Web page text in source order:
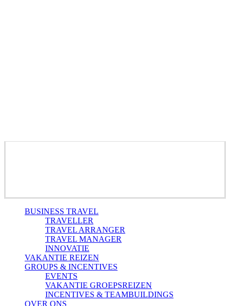
BUSINESS TRAVEL
TRAVELLER
TRAVEL ARRANGER
TRAVEL MANAGER
INNOVATIE
VAKANTIE REIZEN
GROUPS & INCENTIVES
EVENTS
VAKANTIE GROEPSREIZEN
INCENTIVES & TEAMBUILDINGS
OVER ONS